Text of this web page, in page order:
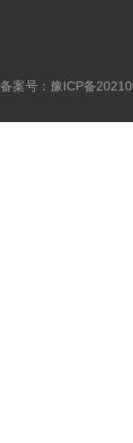
案号： 豫ICP备